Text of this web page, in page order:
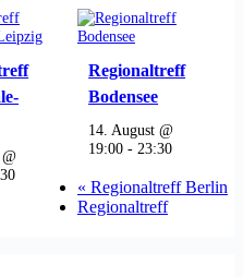
Regionaltreff
Bodensee
14. August @
19:00 - 23:30
« Regionaltreff Berlin
Regionaltreff